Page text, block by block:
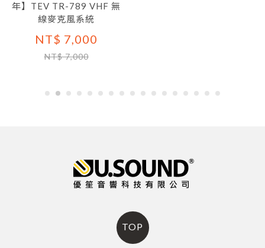
年】TEV TR-789 VHF 無
線麥克風系統
NT$ 7,000
NT$ 7,000
TOP